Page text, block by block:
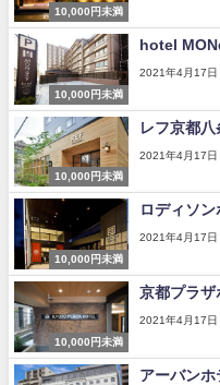
10,000円未満
10,000円未満
hotel
2021年4月17日
10,000円未満
レフ京都
2021年4月17日
10,000円未満
ロディソ
2021年4月17日
10,000円未満
京都プラザ
2021年4月17日
アーバンホ